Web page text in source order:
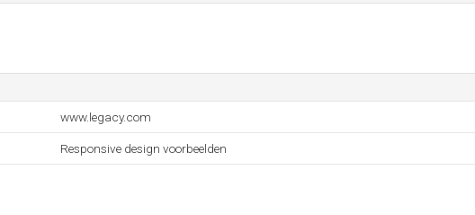
www.legacy.com
Responsive design voorbeelden